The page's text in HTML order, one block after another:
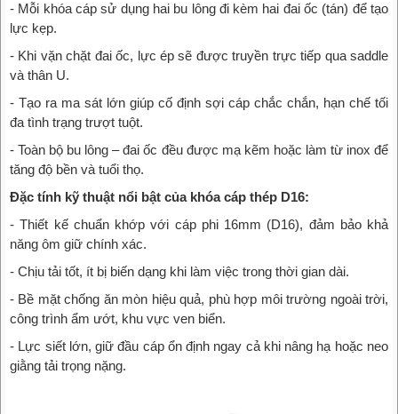
- Mỗi khóa cáp sử dụng hai bu lông đi kèm hai đai ốc (tán) để tạo
lực kẹp.
- Khi vặn chặt đai ốc, lực ép sẽ được truyền trực tiếp qua saddle
và thân U.
- Tạo ra ma sát lớn giúp cố định sợi cáp chắc chắn, hạn chế tối
đa tình trạng trượt tuột.
- Toàn bộ bu lông – đai ốc đều được mạ kẽm hoặc làm từ inox để
tăng độ bền và tuổi thọ.
Đặc tính kỹ thuật nổi bật của khóa cáp thép D16:
- Thiết kế chuẩn khớp với cáp phi 16mm (D16), đảm bảo khả
năng ôm giữ chính xác.
- Chịu tải tốt, ít bị biến dạng khi làm việc trong thời gian dài.
- Bề mặt chống ăn mòn hiệu quả, phù hợp môi trường ngoài trời,
công trình ẩm ướt, khu vực ven biển.
- Lực siết lớn, giữ đầu cáp ổn định ngay cả khi nâng hạ hoặc neo
giằng tải trọng nặng.